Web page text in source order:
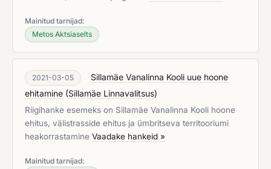
Mainitud tarnijad:
Metos Aktsiaselts
2021-03-05
Sillamäe Vanalinna Kooli uue hoone
ehitamine (Sillamäe Linnavalitsus)
Riigihanke esemeks on Sillamäe Vanalinna Kooli hoone
ehitus, välistrasside ehitus ja ümbritseva territooriumi
heakorrastamine Vaadake hankeid »
Mainitud tarnijad: